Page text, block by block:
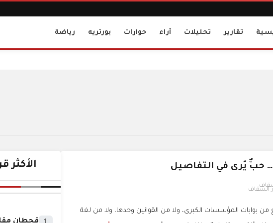
تقارير تحليلات آراء حوارات بورتريه رياضة
حبٌّ يُرى في التفاصيل
السقاف
من بوابات المؤسسات الكبرى، ولا من القوانين وحدها، ولا من لغة
الأكثر